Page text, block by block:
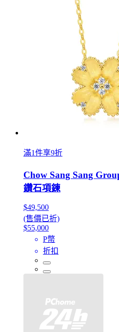
滿1件享9折
Chow Sang Sang
鑽石項鍊
$49,500
(售價已折)
$55,000
P幣
折扣